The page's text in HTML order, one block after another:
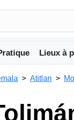
Lieux à
Atitlan